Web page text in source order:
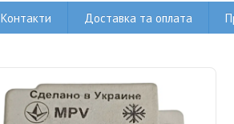
Контакти Доставка та оплата